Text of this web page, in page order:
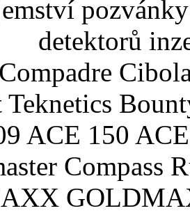
detektorů
Teknetics
ACE 150
Compass